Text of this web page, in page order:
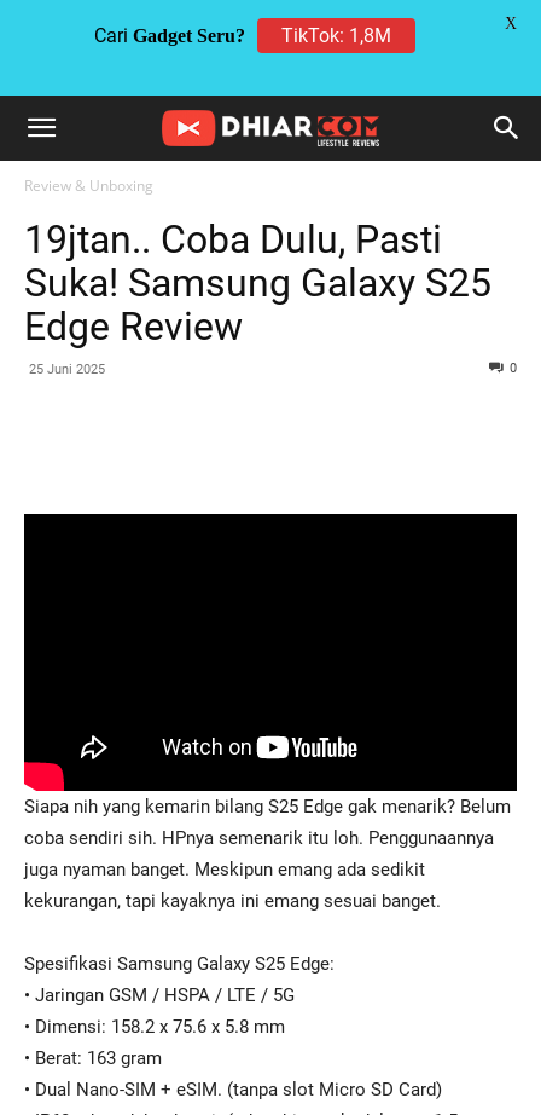
Review & Unboxing
19jtan.. Coba Dulu, Pasti
Suka! Samsung Galaxy S25
Edge Review
25 Juni 2025 0
Siapa nih yang kemarin bilang S25 Edge gak menarik? Belum
coba sendiri sih. HPnya semenarik itu loh. Penggunaannya
juga nyaman banget. Meskipun emang ada sedikit
kekurangan, tapi kayaknya ini emang sesuai banget.
Spesifikasi Samsung Galaxy S25 Edge:
• Jaringan GSM / HSPA / LTE / 5G
• Dimensi: 158.2 x 75.6 x 5.8 mm
• Berat: 163 gram
• Dual Nano-SIM + eSIM. (tanpa slot Micro SD Card)
Cari Gadget Seru? TikTok: 1,8M
X